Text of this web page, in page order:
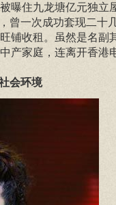
曝住九龙塘亿元独立
曾一次成功套现二十
铺收租。虽然是名副
产家庭，连离开香港
会环境